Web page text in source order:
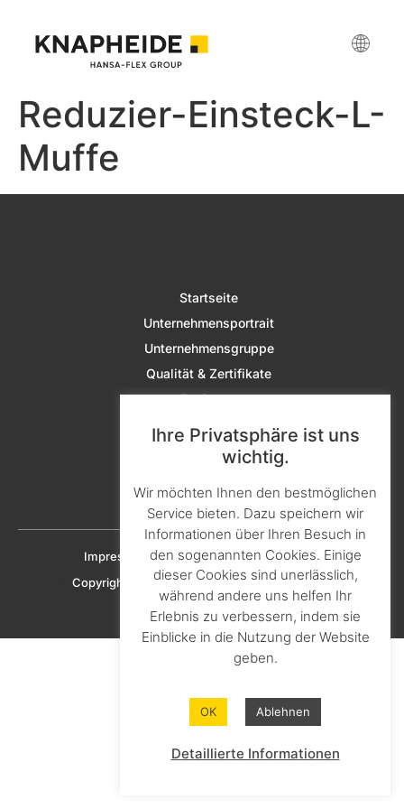
Reduzier-Einsteck-L-
Muffe
Startseite
Unternehmensportrait
Unternehmensgruppe
Qualität & Zertifikate
Fertigung
Aktuelles & Presse
Downloads
Impressum DatenschutzCookie-Richtlinien
Copyright © 2023 KNAPHEIDE SOLUTIONS GmbH
Ihre Privatsphäre ist uns
wichtig.
Wir möchten Ihnen den bestmöglichen
Service bieten. Dazu speichern wir
Informationen über Ihren Besuch in
den sogenannten Cookies. Einige
dieser Cookies sind unerlässlich,
während andere uns helfen Ihr
Erlebnis zu verbessern, indem sie
Einblicke in die Nutzung der Website
geben.
OK Ablehnen
Detaillierte Informationen